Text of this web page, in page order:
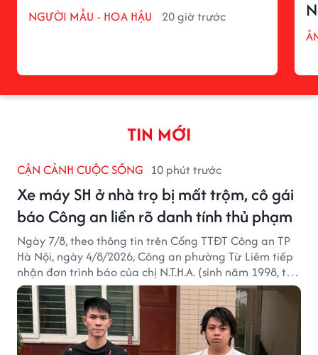
NGƯỜI MẪU - HOA HẬU 20 giờ trước
TIN MỚI
CẬN CẢNH CUỘC SỐNG 10 phút trước
Xe máy SH ở nhà trọ bị mất trộm, cô gái
báo Công an liền rõ danh tính thủ phạm
Ngày 7/8, theo thông tin trên Cổng TTĐT Công an TP
Hà Nội, ngày 4/8/2026, Công an phường Từ Liêm tiếp
nhận đơn trình báo của chị N.T.H.A. (sinh năm 1998, trú
tại phường Từ Liêm) về việc bị kẻ gian lấy trộm chiếc
xe mô tô Honda SH 125i, tại khu nhà trọ nơi đang sinh
sống.